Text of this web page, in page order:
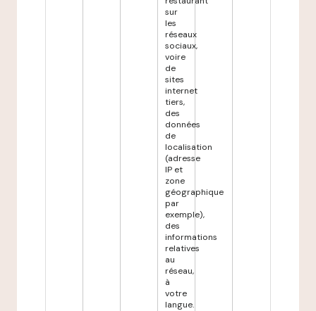
sur
les
réseaux
sociaux,
voire
de
sites
internet
tiers,
des
données
de
localisation
(adresse
IP et
zone
géographique
par
exemple),
des
informations
relatives
au
réseau,
à
votre
langue.